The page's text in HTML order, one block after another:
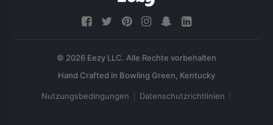
© 2026 Eezy LLC. Alle Rechte vorbehalten
Nutzungsbedingungen Datenschutzrichtlinien